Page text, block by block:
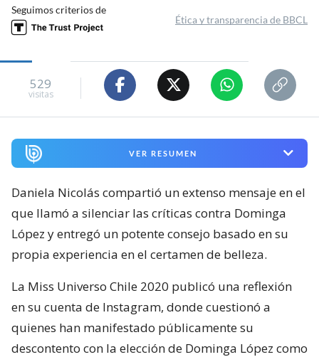
Seguimos criterios de
Ética y transparencia de BBCL
529
visitas
VER RESUMEN
Daniela Nicolás compartió un extenso mensaje en el
que llamó a silenciar las críticas contra Dominga
López y entregó un potente consejo basado en su
propia experiencia en el certamen de belleza.
La Miss Universo Chile 2020 publicó una reflexión
en su cuenta de Instagram, donde cuestionó a
quienes han manifestado públicamente su
descontento con la elección de Dominga López como